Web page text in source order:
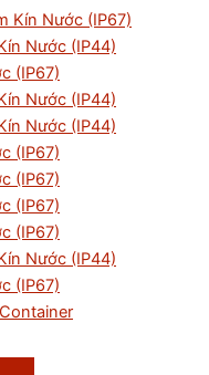
Kín Nước (IP67)
Nước (IP44)
(IP67)
Nước (IP44)
Nước (IP44)
(IP67)
(IP67)
(IP67)
(IP67)
Nước (IP44)
(IP67)